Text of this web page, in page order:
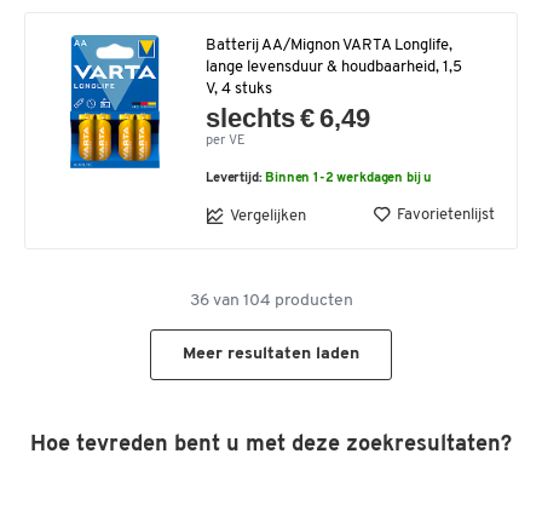
Batterij AA/Mignon VARTA Longlife,
lange levensduur & houdbaarheid, 1,5
V, 4 stuks
slechts € 6,49
per VE
Levertijd:Binnen 1-2 werkdagen bij u
Vergelijken Favorietenlijst
36van 104 producten
Meer resultaten laden
Hoe tevreden bent u met deze zoekresultaten?